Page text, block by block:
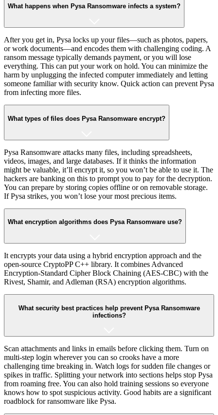
What happens when Pysa Ransomware infects a system?
After you get in, Pysa locks up your files—such as photos, papers,
or work documents—and encodes them with challenging coding. A
ransom message typically demands payment, or you will lose
everything. This can put your work on hold. You can minimize the
harm by unplugging the infected computer immediately and letting
someone familiar with security know. Quick action can prevent Pysa
from infecting more files.
What types of files does Pysa Ransomware encrypt?
Pysa Ransomware attacks many files, including spreadsheets,
videos, images, and large databases. If it thinks the information
might be valuable, it’ll encrypt it, so you won’t be able to use it. The
hackers are banking on this to prompt you to pay for the decryption.
You can prepare by storing copies offline or on removable storage.
If Pysa strikes, you won’t lose your most precious items.
What encryption algorithms does Pysa Ransomware use?
It encrypts your data using a hybrid encryption approach and the
open-source CryptoPP C++ library. It combines Advanced
Encryption-Standard Cipher Block Chaining (AES-CBC) with the
Rivest, Shamir, and Adleman (RSA) encryption algorithms.
What security best practices help prevent Pysa Ransomware
infections?
Scan attachments and links in emails before clicking them. Turn on
multi-step login wherever you can so crooks have a more
challenging time breaking in. Watch logs for sudden file changes or
spikes in traffic. Splitting your network into sections helps stop Pysa
from roaming free. You can also hold training sessions so everyone
knows how to spot suspicious activity. Good habits are a significant
roadblock for ransomware like Pysa.